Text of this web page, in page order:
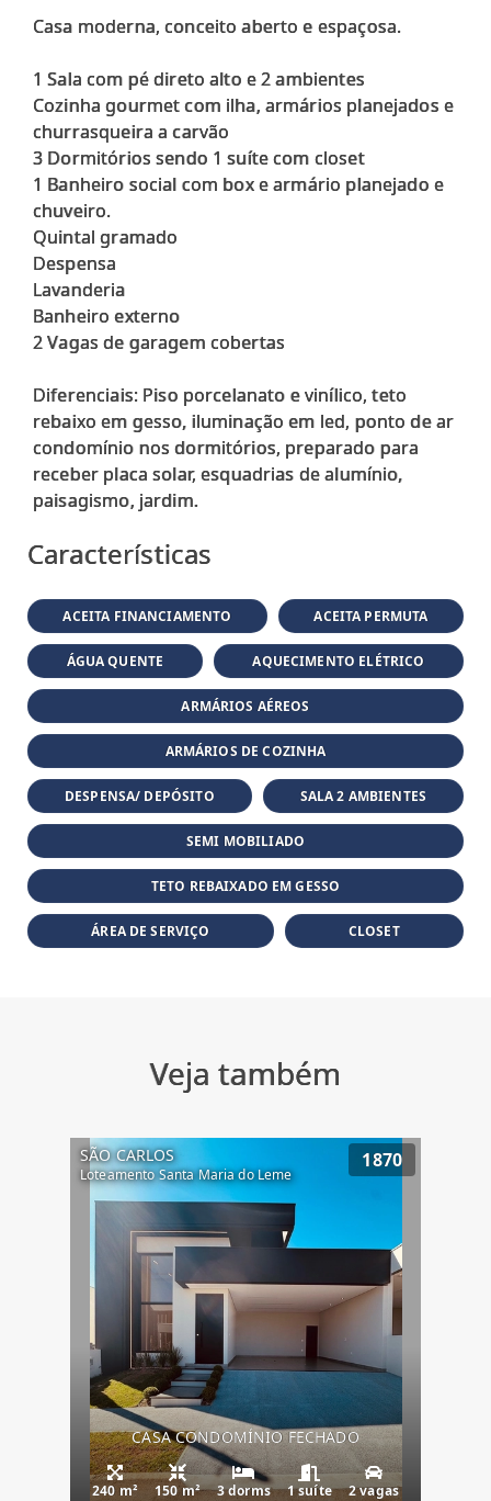
Casa moderna, conceito aberto e espaçosa.
1 Sala com pé direto alto e 2 ambientes
Cozinha gourmet com ilha, armários planejados e
churrasqueira a carvão
3 Dormitórios sendo 1 suíte com closet
1 Banheiro social com box e armário planejado e
chuveiro.
Quintal gramado
Despensa
Lavanderia
Banheiro externo
2 Vagas de garagem cobertas
Diferenciais: Piso porcelanato e vinílico, teto
rebaixo em gesso, iluminação em led, ponto de ar
condomínio nos dormitórios, preparado para
receber placa solar, esquadrias de alumínio,
paisagismo, jardim.
Características
ACEITA FINANCIAMENTO ACEITA PERMUTA
ÁGUA QUENTE AQUECIMENTO ELÉTRICO
ARMÁRIOS AÉREOS
ARMÁRIOS DE COZINHA
DESPENSA/ DEPÓSITO SALA 2 AMBIENTES
SEMI MOBILIADO
TETO REBAIXADO EM GESSO
ÁREA DE SERVIÇO CLOSET
Veja também
SÃO CARLOS
Loteamento Santa Maria do Leme
1870
CASA CONDOMÍNIO FECHADO
240 m² 150 m² 3 dorms 1 suíte 2 vagas